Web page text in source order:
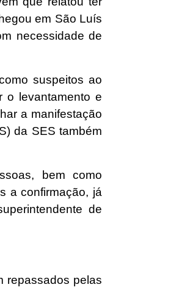
em São Luís
necessidade de
suspeitos ao
o levantamento e
a manifestação
da SES também
bem como
a confirmação, já
de
repassados pelas